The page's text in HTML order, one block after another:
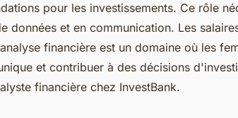
pour les investissements. Ce rôle
données et en communication. Les
financière est un domaine où les
et contribuer à des décisions
financière chez InvestBank.